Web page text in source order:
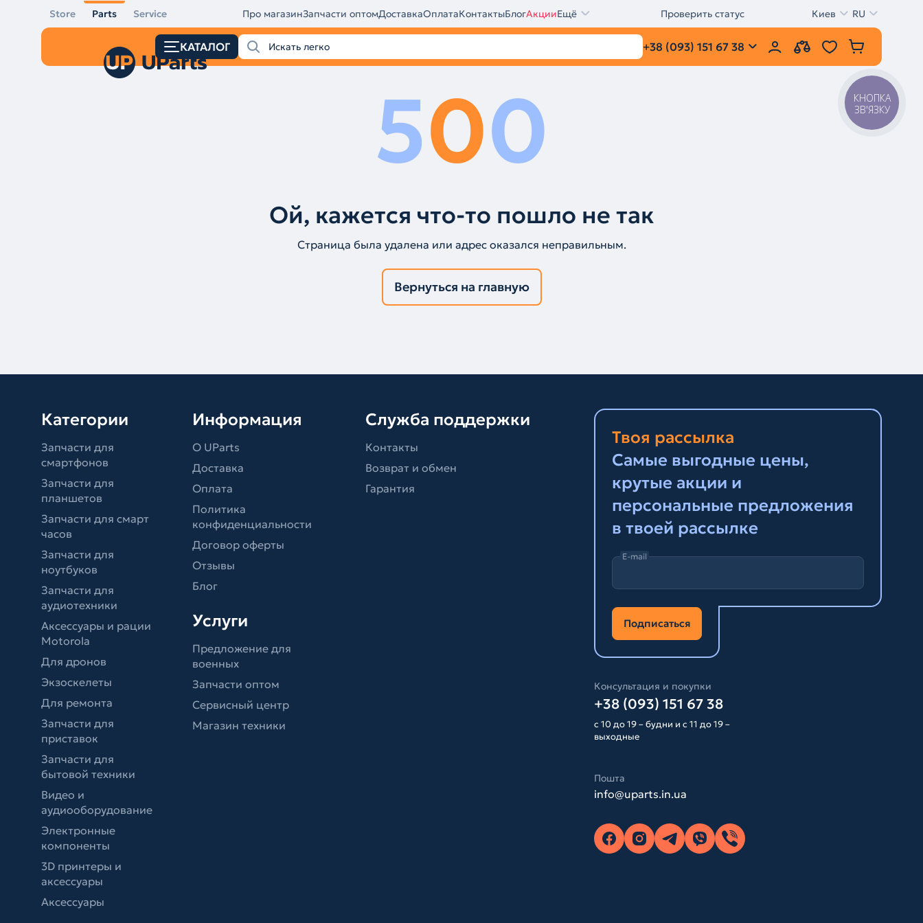
Store Parts Service Про магазинЗапчасти оптомДоставкаОплатаКонтактыБлогАкцииЕщё Проверить статус Киев RU
КАТАЛОГ +38 (093) 151 67 38
500
Ой, кажется что-то пошло не так
Страница была удалена или адрес оказался неправильным.
Вернуться на главную
Категории
Запчасти для
смартфонов
Запчасти для
планшетов
Запчасти для смарт
часов
Запчасти для
ноутбуков
Запчасти для
аудиотехники
Аксессуары и рации
Motorola
Для дронов
Экзоскелеты
Для ремонта
Запчасти для
приставок
Запчасти для
бытовой техники
Видео и
аудиооборудование
Электронные
компоненты
3D принтеры и
аксессуары
Аксессуары
Информация
О UParts
Доставка
Оплата
Политика
конфиденциальности
Договор оферты
Отзывы
Блог
Услуги
Предложение для
военных
Запчасти оптом
Сервисный центр
Магазин техники
Служба поддержки
Контакты
Возврат и обмен
Гарантия
Твоя рассылка
Самые выгодные цены,
крутые акции и
персональные предложения
в твоей рассылке
E-mail
Подписаться
Консультация и покупки
+38 (093) 151 67 38
с 10 до 19 – будни и с 11 до 19 –
выходные
Пошта
info@uparts.in.ua
КНОПКА
ЗВ'ЯЗКУ